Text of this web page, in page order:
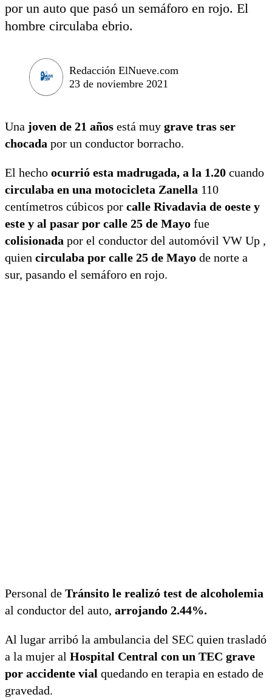
por un auto que pasó un semáforo en rojo. El
hombre circulaba ebrio.
Redacción ElNueve.com
23 de noviembre 2021
Una joven de 21 años está muy grave tras ser
chocada por un conductor borracho.
El hecho ocurrió esta madrugada, a la 1.20 cuando
circulaba en una motocicleta Zanella 110
centímetros cúbicos por calle Rivadavia de oeste y
este y al pasar por calle 25 de Mayo fue
colisionada por el conductor del automóvil VW Up ,
quien circulaba por calle 25 de Mayo de norte a
sur, pasando el semáforo en rojo.
Personal de Tránsito le realizó test de alcoholemia
al conductor del auto, arrojando 2.44%.
Al lugar arribó la ambulancia del SEC quien trasladó
a la mujer al Hospital Central con un TEC grave
por accidente vial quedando en terapia en estado de
gravedad.